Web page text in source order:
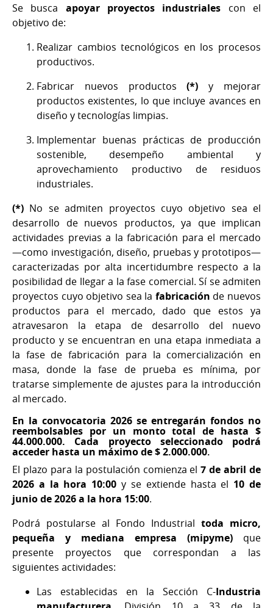
Se busca apoyar proyectos industriales con el
objetivo de:
Realizar cambios tecnológicos en los procesos
productivos.
Fabricar nuevos productos(*) y mejorar
productos existentes, lo que incluye avances en
diseño y tecnologías limpias.
Implementar buenas prácticas de producción
sostenible, desempeño ambiental y
aprovechamiento productivo de residuos
industriales.
(*) No se admiten proyectos cuyo objetivo sea el
desarrollo de nuevos productos, ya que implican
actividades previas a la fabricación para el mercado
—como investigación, diseño, pruebas y prototipos—
caracterizadas por alta incertidumbre respecto a la
posibilidad de llegar a la fase comercial. Sí se admiten
proyectos cuyo objetivo sea la fabricación de nuevos
productos para el mercado, dado que estos ya
atravesaron la etapa de desarrollo del nuevo
producto y se encuentran en una etapa inmediata a
la fase de fabricación para la comercialización en
masa, donde la fase de prueba es mínima, por
tratarse simplemente de ajustes para la introducción
al mercado.
En la convocatoria 2026 se entregarán fondos no
reembolsables por un monto total de hasta $
44.000.000. Cada proyecto seleccionado podrá
acceder hasta un máximo de $ 2.000.000.
El plazo para la postulación comienza el7 de abril de
2026 a la hora 10:00y se extiende hasta el 10 de
junio de 2026 a la hora 15:00.
Podrá postularse al Fondo Industrial toda micro,
pequeña y mediana empresa (mipyme) que
presente proyectos que correspondan a las
siguientes actividades:
Las establecidas en la Sección C-Industria